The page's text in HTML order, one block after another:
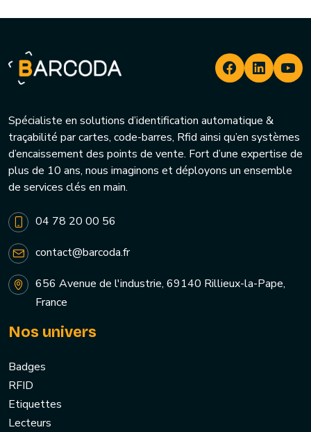
Spécialiste en solutions d’identification automatique &
traçabilité par cartes, code-barres, Rfid ainsi qu’en systèmes
d’encaissement des points de vente. Fort d’une expertise de
plus de 10 ans, nous imaginons et déployons un ensemble
de services clés en main.
04 78 20 00 56
contact@barcoda.fr
656 Avenue de l'industrie, 69140 Rillieux-la-Pape,
France
Nos univers
Badges
RFID
Etiquettes
Lecteurs